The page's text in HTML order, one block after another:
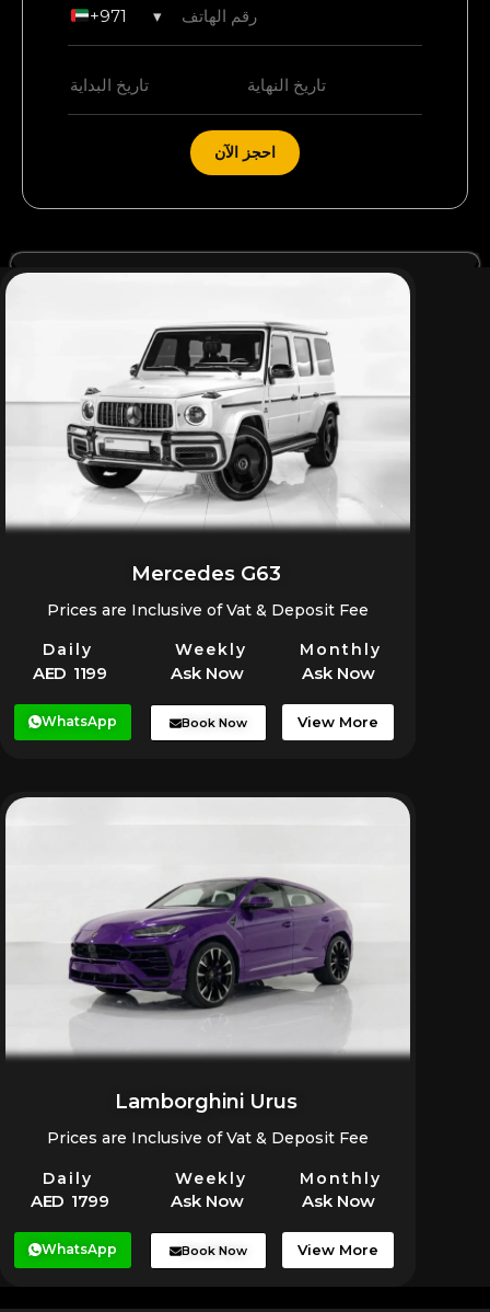
+971 ▾
احجز الآن
Mercedes G63
Prices are Inclusive of Vat & Deposit Fee
Daily Weekly Monthly
AED 1199 Ask Now Ask Now
WhatsApp Book Now View More
Lamborghini Urus
Prices are Inclusive of Vat & Deposit Fee
Daily Weekly Monthly
AED 1799 Ask Now Ask Now
WhatsApp Book Now View More